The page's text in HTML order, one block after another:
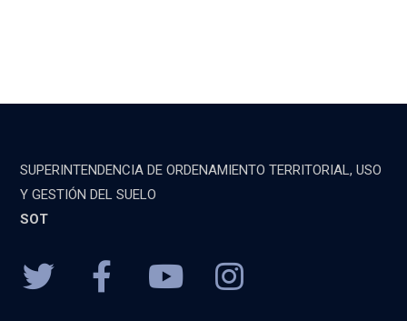
SUPERINTENDENCIA DE ORDENAMIENTO TERRITORIAL, USO
Y GESTIÓN DEL SUELO
SOT